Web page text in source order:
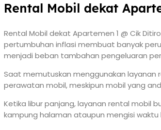
Rental Mobil dekat
Rental Mobil dekat Apartemen 1 @ Cik
pertumbuhan inflasi membuat banyak
menjadi beban tambahan pengeluaran
Saat memutuskan menggunakan layanan
perawatan mobil, meskipun mobil yang
Ketika libur panjang, layanan rental mobil
kampung halaman ataupun mengisi